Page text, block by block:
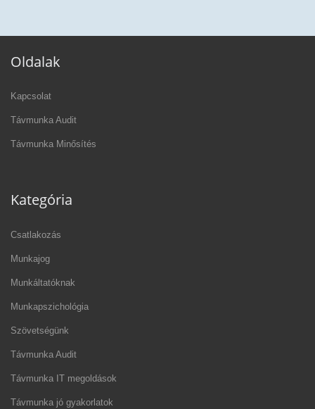
Oldalak
Kapcsolat
Távmunka Audit
Távmunka Minősítés
Kategória
Csatlakozás
Munkajog
Munkáltatóknak
Munkapszichológia
Szövetségünk
Távmunka Audit
Távmunka IT megoldások
Távmunka jó gyakorlatok